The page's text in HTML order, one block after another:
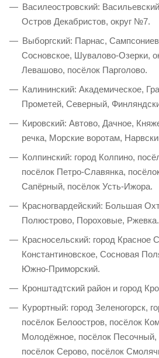
Василеостровский:
Остров Декабристов, округ №7.
Выборгский: Парнас,
Сосновское, Шувалово-Озерки,
Левашово, посёлок Парголово.
Калининский: Академическое,
Прометей, Северный,
Кировский: Автово, Дачное,
речка, Морские воротам,
Колпинский: город Колпино,
посёлок Петро-Славянка,
Сапёрный, посёлок Усть-Ижора.
Красногвардейский: Большая
Полюстрово, Пороховые, Ржевка.
Красносельский: город Красное
Константиновское, Сосновая
Южно-Приморский.
Кронштадтский район и город
Курортный: город Зеленогорск,
посёлок Белоостров, посёлок
Молодёжное, посёлок Песочный,
посёлок Серово, посёлок